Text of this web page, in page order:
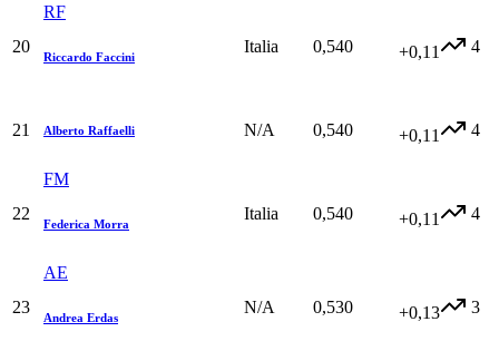
20
RF
Riccardo Faccini
Italia 0,540 +0,11 4
21 Alberto Raffaelli N/A 0,540 +0,11 4
22
FM
Federica Morra
Italia 0,540 +0,11 4
23
AE
Andrea Erdas
N/A 0,530 +0,13 3